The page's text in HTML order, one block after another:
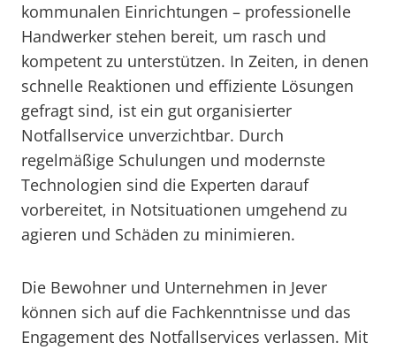
kommunalen Einrichtungen – professionelle
Handwerker stehen bereit, um rasch und
kompetent zu unterstützen. In Zeiten, in denen
schnelle Reaktionen und effiziente Lösungen
gefragt sind, ist ein gut organisierter
Notfallservice unverzichtbar. Durch
regelmäßige Schulungen und modernste
Technologien sind die Experten darauf
vorbereitet, in Notsituationen umgehend zu
agieren und Schäden zu minimieren.
Die Bewohner und Unternehmen in Jever
können sich auf die Fachkenntnisse und das
Engagement des Notfallservices verlassen. Mit